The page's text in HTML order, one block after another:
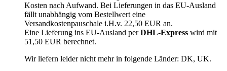
Kosten nach Aufwand. Bei Lieferungen in das EU-Ausland
fällt unabhängig vom Bestellwert eine
Versandkostenpauschale i.H.v. 22,50 EUR an.
Eine Lieferung ins EU-Ausland perDHL-Express wird mit
51,50 EUR berechnet.
Wir liefern leider nicht mehr in folgende Länder: DK, UK.